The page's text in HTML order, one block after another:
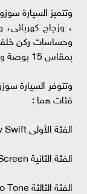
، وزجاج كهربائى،
وحساسات ركن
بمقاس 15 بوصة وشاشة وسائط متعددة المهام.
فئات هما :
الفئة الأولى New Swift بسعر 219.900
الفئة الثانية New Swift Screen بسعر 229.900
الفئة الثالثة New Swift Two Tone بسعر 234.900